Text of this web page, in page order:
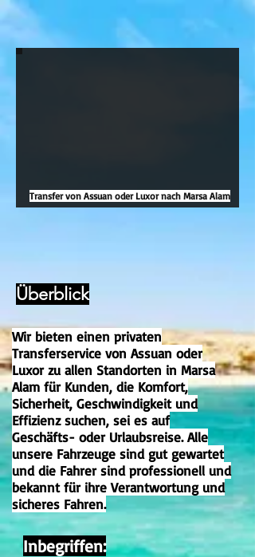
Transfer von Assuan oder Luxor nach Marsa Alam
Überblick
Wir bieten einen privaten
Transferservice von Assuan oder
Luxor zu allen Standorten in Marsa
Alam für Kunden, die Komfort,
Sicherheit, Geschwindigkeit und
Effizienz suchen, sei es auf
Geschäfts- oder Urlaubsreise. Alle
unsere Fahrzeuge sind gut gewartet
und die Fahrer sind professionell und
bekannt für ihre Verantwortung und
sicheres Fahren.
Inbegriffen: